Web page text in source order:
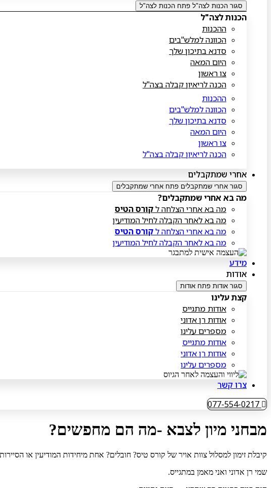
סגור הכנות לצה"ל פתח הכנות לצה"ל
הכנות לצה"ל
ההכנות
הכוונה למלש"בים
סדנא בתיכון שלך
היום המאה
צו ראשון
הכנה לריאיון קבלה בצה"ל
ההכנות
הכוונה למלש"בים
סדנא בתיכון שלך
היום המאה
צו ראשון
הכנה לריאיון קבלה בצה"ל
אחרי שמתקבלים
סגור אחרי שמתקבלים פתח אחרי שמתקבלים
מה בא אחרי שמתקבלים?
מה בא אחרי הצלחה לקורס הטיס
מה בא לאחר הקבלה לחיל המודיעין
מה בא אחרי הצלחה לקורס הטיס
מה בא לאחר הקבלה לחיל המודיעין
מידע
אודות
סגור אודות פתח אודות
קצת עלינו
אודות מתגייס
אודות רן אדוני
מספרים עלינו
אודות מתגייס
אודות רן אדוני
מספרים עלינו
צרו קשר
077-554-0217
מבחני מיון לצבא -מה הם מחפשים?
קיבלת זימון למסלול צוות אויר של קורס טיס? חובלים? אחת מיחידות המודיעין או
שמי רן אדוני ואני מאמן במתגייס.